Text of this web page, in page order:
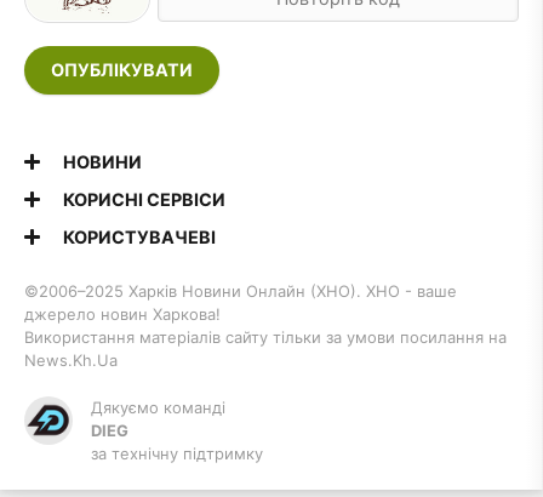
ОПУБЛІКУВАТИ
НОВИНИ
КОРИСНІ СЕРВІСИ
КОРИСТУВАЧЕВІ
©2006–2025 Харків Новини Онлайн (ХНО). ХНО - ваше
джерело новин Харкова!
Використання матеріалів сайту тільки за умови посилання на
News.Kh.Ua
Дякуємо команді
DIEG
за технічну підтримку